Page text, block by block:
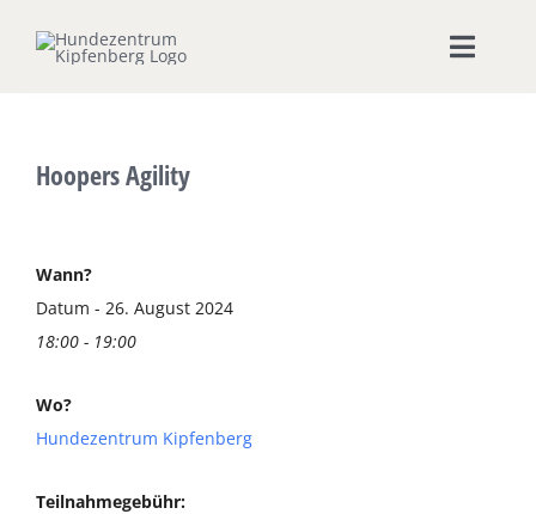
Inhalt
Toggle
Seminare & Workshops
Unsere Shops
Ernährungsberatung
Hoopers Agility
Wann?
Datum - 26. August 2024
18:00 - 19:00
Wo?
Hundezentrum Kipfenberg
Teilnahmegebühr: